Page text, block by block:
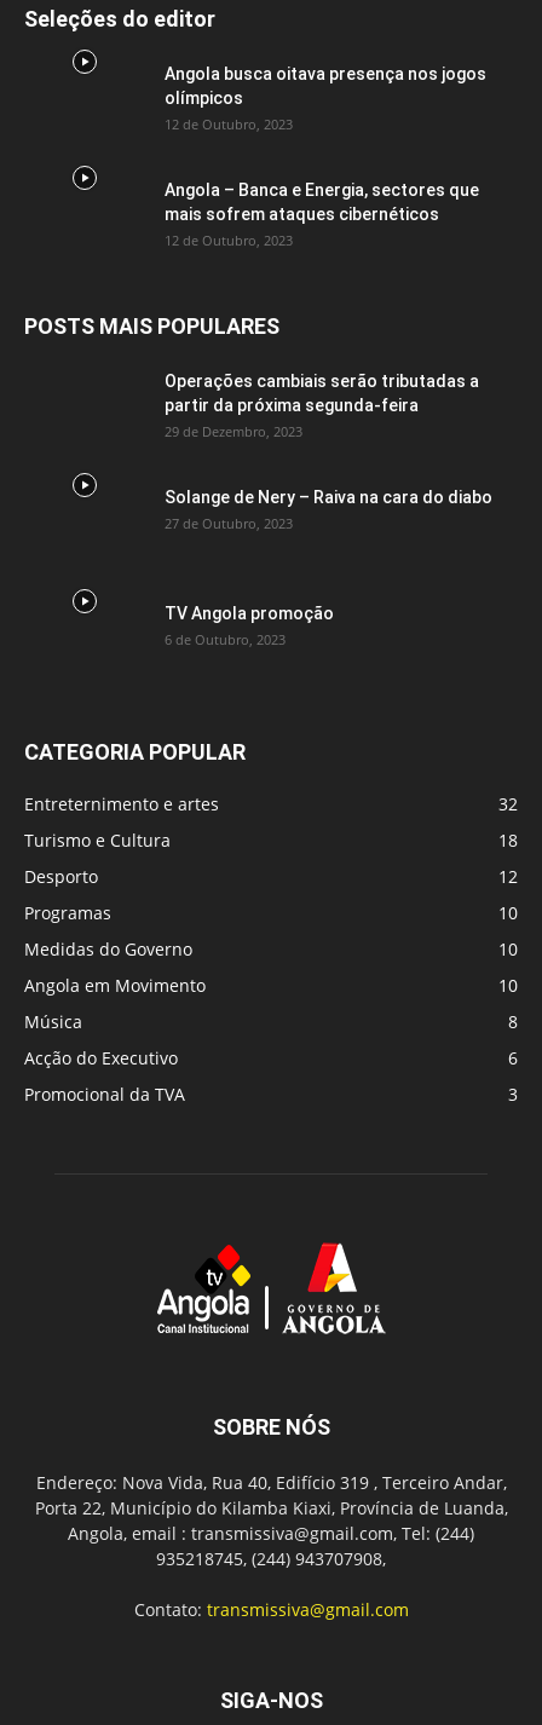
Seleções do editor
Angola busca oitava presença nos jogos
olímpicos
12 de Outubro, 2023
Angola – Banca e Energia, sectores que
mais sofrem ataques cibernéticos
12 de Outubro, 2023
POSTS MAIS POPULARES
Operações cambiais serão tributadas a
partir da próxima segunda-feira
29 de Dezembro, 2023
Solange de Nery – Raiva na cara do diabo
27 de Outubro, 2023
TV Angola promoção
6 de Outubro, 2023
CATEGORIA POPULAR
Entreternimento e artes
32
Turismo e Cultura
18
Desporto
12
Programas
10
Medidas do Governo
10
Angola em Movimento
10
Música
8
Acção do Executivo
6
Promocional da TVA
3
SOBRE NÓS
Endereço: Nova Vida, Rua 40, Edifício 319 , Terceiro Andar,
Porta 22, Município do Kilamba Kiaxi, Província de Luanda,
Angola, email : transmissiva@gmail.com, Tel: (244)
935218745, (244) 943707908,
Contato: transmissiva@gmail.com
SIGA-NOS